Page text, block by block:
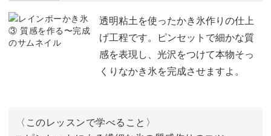
と、子どもたちとの夏の過ごし方に悩んでいる方にもこの
講座はおすすめ！
しているので親子での工作にもぴったりなんです。
透明粘土を使ったかき氷作りの仕上
げ工程です。ピンセットで細かな質
感を表現し、光沢をつけて本物そっ
くりなかき氷を完成させますよ。
〈このレッスンで学べること〉